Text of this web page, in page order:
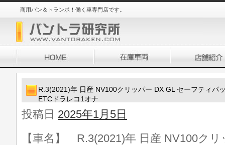
商用バン＆トランポ！働く車専門店です。
R.3(2021)年 日産 NV100クリッパー DX GL セーフティパ
ETCドラレコ1オナ
投稿日 2025年1月5日
【車名】 R.3(2021)年 日産 NV100ク